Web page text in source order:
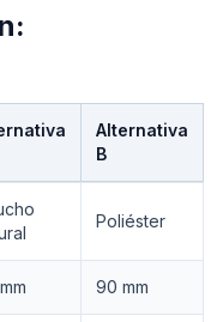
:
Alternativa
B
Poliéster
90 mm